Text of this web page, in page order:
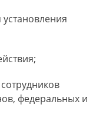
федеральных и